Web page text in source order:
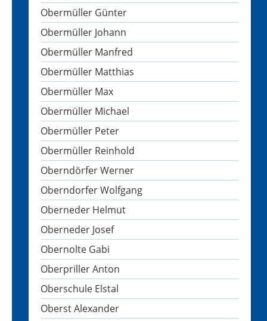
Obermüller Günter
Obermüller Johann
Obermüller Manfred
Obermüller Matthias
Obermüller Max
Obermüller Michael
Obermüller Peter
Obermüller Reinhold
Oberndörfer Werner
Oberndorfer Wolfgang
Oberneder Helmut
Oberneder Josef
Obernolte Gabi
Oberpriller Anton
Oberschule Elstal
Oberst Alexander